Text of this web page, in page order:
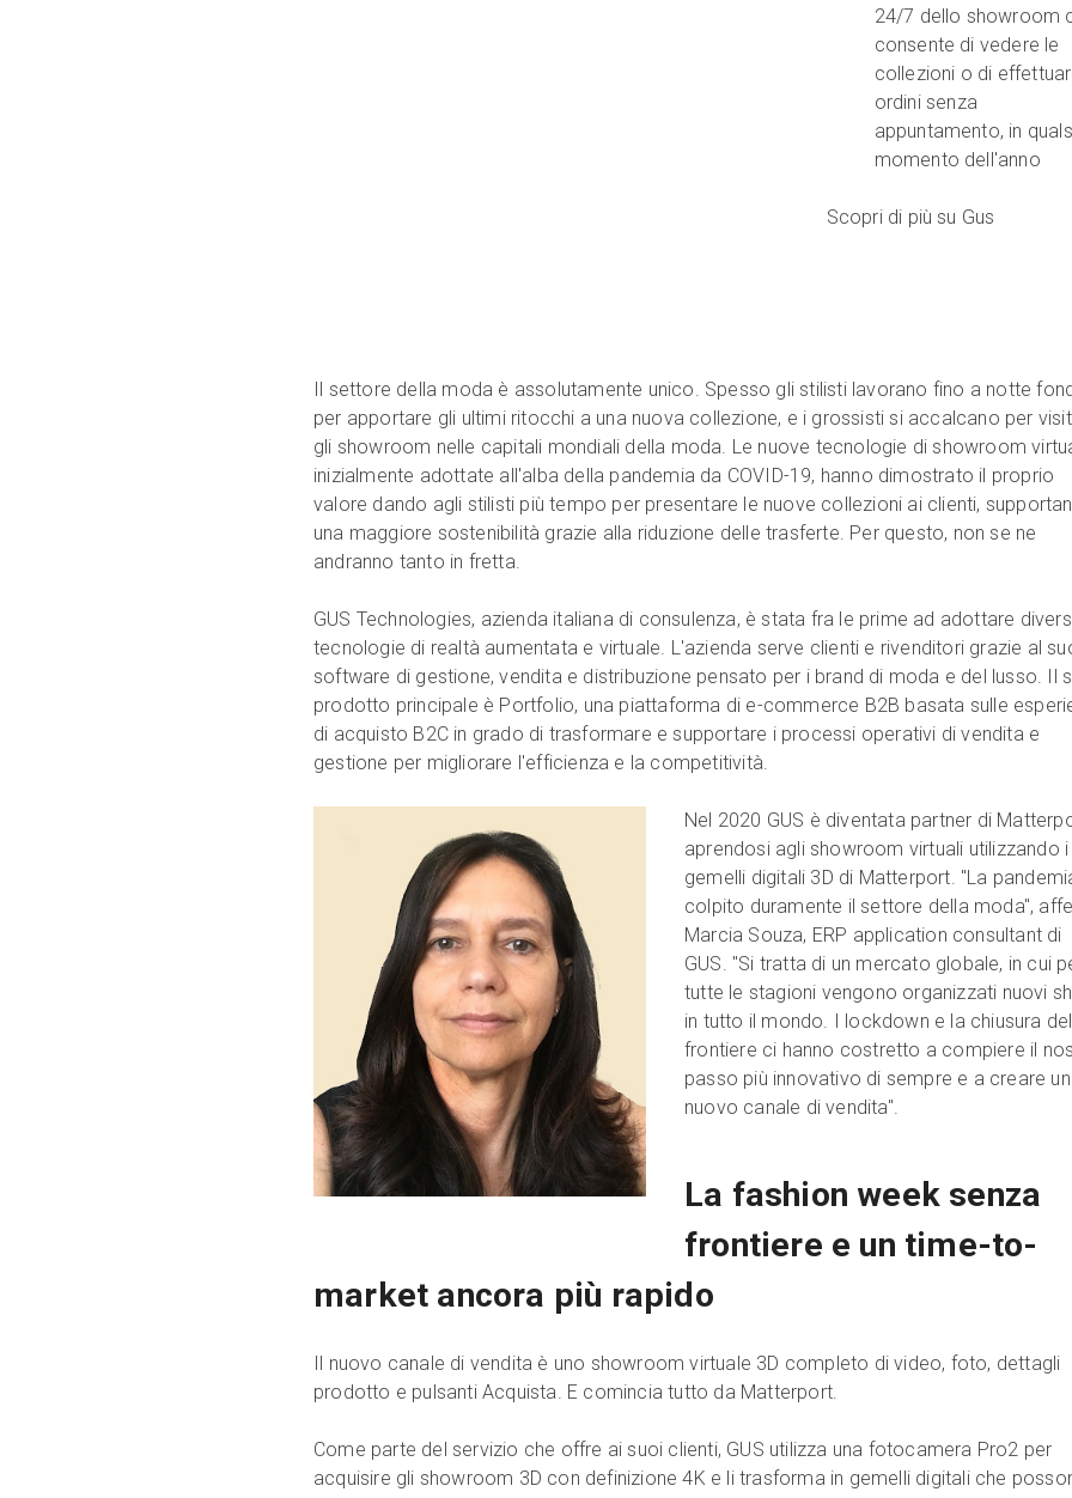
24/7 dello showroom
consente di vedere le
collezioni o di
ordini senza
appuntamento, in
momento dell'anno
Scopri di più su Gus
Il settore della moda è assolutamente unico. Spesso gli stilisti lavorano fino a notte
per apportare gli ultimi ritocchi a una nuova collezione, e i grossisti si accalcano per
gli showroom nelle capitali mondiali della moda. Le nuove tecnologie di showroom
inizialmente adottate all'alba della pandemia da COVID-19, hanno dimostrato il proprio
valore dando agli stilisti più tempo per presentare le nuove collezioni ai clienti,
una maggiore sostenibilità grazie alla riduzione delle trasferte. Per questo, non se ne
andranno tanto in fretta.
GUS Technologies, azienda italiana di consulenza, è stata fra le prime ad adottare
tecnologie di realtà aumentata e virtuale. L'azienda serve clienti e rivenditori grazie al
software di gestione, vendita e distribuzione pensato per i brand di moda e del lusso. Il
prodotto principale è Portfolio, una piattaforma di e-commerce B2B basata sulle
di acquisto B2C in grado di trasformare e supportare i processi operativi di vendita e
gestione per migliorare l'efficienza e la competitività.
Nel 2020 GUS è diventata partner di
aprendosi agli showroom virtuali utilizzando i
gemelli digitali 3D di Matterport. "La
colpito duramente il settore della moda",
Marcia Souza, ERP application consultant di
GUS. "Si tratta di un mercato globale, in cui
tutte le stagioni vengono organizzati nuovi
in tutto il mondo. I lockdown e la chiusura
frontiere ci hanno costretto a compiere il
passo più innovativo di sempre e a creare un
nuovo canale di vendita".
La fashion week senza
frontiere e un time-to-
market ancora più rapido
Il nuovo canale di vendita è uno showroom virtuale 3D completo di video, foto, dettagli
prodotto e pulsanti Acquista. E comincia tutto da Matterport.
Come parte del servizio che offre ai suoi clienti, GUS utilizza una fotocamera Pro2 per
acquisire gli showroom 3D con definizione 4K e li trasforma in gemelli digitali che